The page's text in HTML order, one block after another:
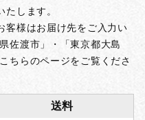
します。
客様はお届け先をご入力い
佐渡市」・「東京都大島
ちらのページをご覧くださ
送料